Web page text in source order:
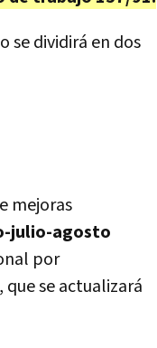
se dividirá en dos
mejoras
julio-agosto
por
se actualizará